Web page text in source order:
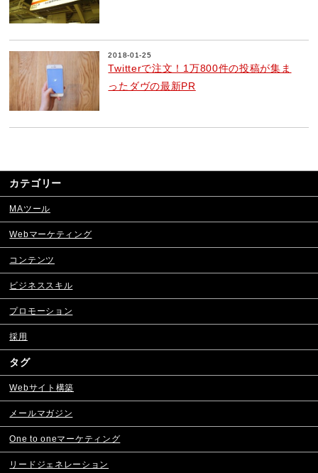
2018-01-25
Twitterで注文！1万800件の投稿が集ま
ったダヴの最新PR
カテゴリー
MAツール
Webマーケティング
コンテンツ
ビジネススキル
プロモーション
採用
タグ
Webサイト構築
メールマガジン
One to oneマーケティング
リードジェネレーション